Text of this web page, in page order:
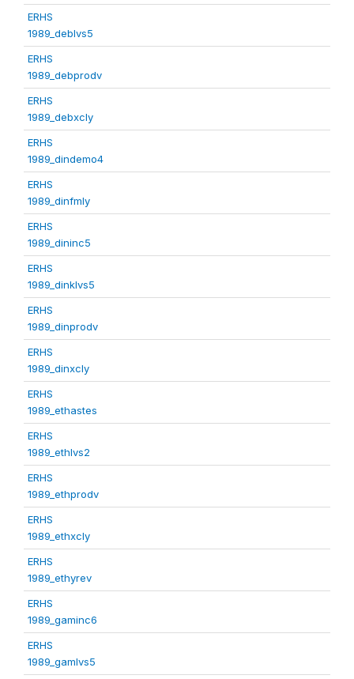
ERHS
1989_deblvs5
ERHS
1989_debprodv
ERHS
1989_debxcly
ERHS
1989_dindemo4
ERHS
1989_dinfmly
ERHS
1989_dininc5
ERHS
1989_dinklvs5
ERHS
1989_dinprodv
ERHS
1989_dinxcly
ERHS
1989_ethastes
ERHS
1989_ethlvs2
ERHS
1989_ethprodv
ERHS
1989_ethxcly
ERHS
1989_ethyrev
ERHS
1989_gaminc6
ERHS
1989_gamlvs5